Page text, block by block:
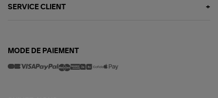
SERVICE CLIENT
MODE DE PAIEMENT